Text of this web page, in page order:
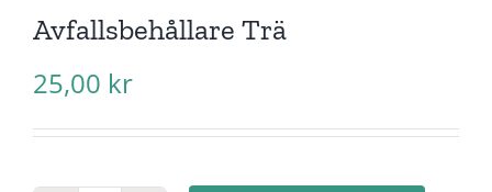
Avfallsbehållare Trä
25,00 kr